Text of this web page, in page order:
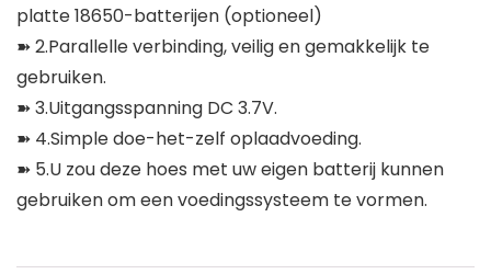
platte 18650-batterijen (optioneel)
➽ 2.Parallelle verbinding, veilig en gemakkelijk te
gebruiken.
➽ 3.Uitgangsspanning DC 3.7V.
➽ 4.Simple doe-het-zelf oplaadvoeding.
➽ 5.U zou deze hoes met uw eigen batterij kunnen
gebruiken om een ​​voedingssysteem te vormen.